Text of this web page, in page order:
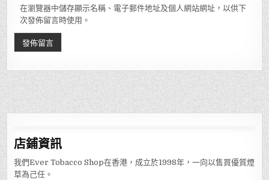
在瀏覽器中儲存顯示名稱、電子郵件地址及個人網站網址，以供下
次發佈留言時使用。
店鋪資訊
我們Ever Tobacco Shop在香港，成立於1998年，一向以售買優質煙
草為己任。